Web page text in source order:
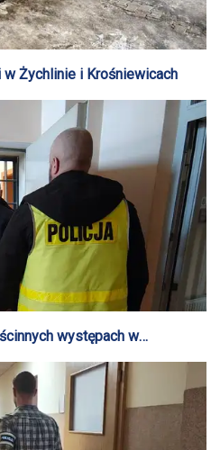
Żychlinie i Krośniewicach
występach w
raz drugi ukradł samochód